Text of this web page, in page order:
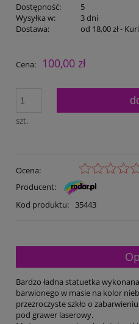
Dostępność:
5
Wysyłka w:
3 dni
Dostawa:
od 18,00 zł-
Cena nie zawiera
Cena: 100,00 zł
szt.
Ocena:
Producent:
Kod produktu: 35443
Bardzo ładna statuetka
barwionego w masie na kolor
przezroczyste szkło o
pod grawer laserowy.